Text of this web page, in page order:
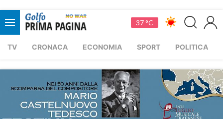
37 °C
TV CRONACA ECONOMIA SPORT POLITICA